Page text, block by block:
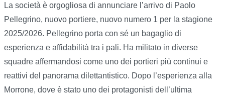
La società è orgogliosa di annunciare l’arrivo di Paolo
Pellegrino, nuovo portiere, nuovo numero 1 per la stagione
2025/2026. Pellegrino porta con sé un bagaglio di
esperienza e affidabilità tra i pali. Ha militato in diverse
squadre affermandosi come uno dei portieri più continui e
reattivi del panorama dilettantistico. Dopo l’esperienza alla
Morrone, dove è stato uno dei protagonisti dell’ultima